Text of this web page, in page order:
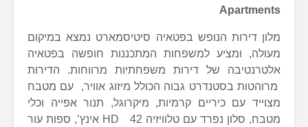
Apartments
מלון דירות הנופש בפטאיה סיטיסמארט נמצא במיקום
מעולה, ומציע למשפחות המתכננות חופשה בפטאיה
אלטרנטיבה של דירות משפחתיות מרווחות. הדירות
מרוהטות בסטנדרט גבוה הכולל מיזוג אוויר, עם מטבח
מצוייד עם כיריים קרמיות, מיקרוגל, תנור אפייה וכלי
מטבח, סלון נפרד עם טלוויזיה HD 42 אינץ’, ספות עור